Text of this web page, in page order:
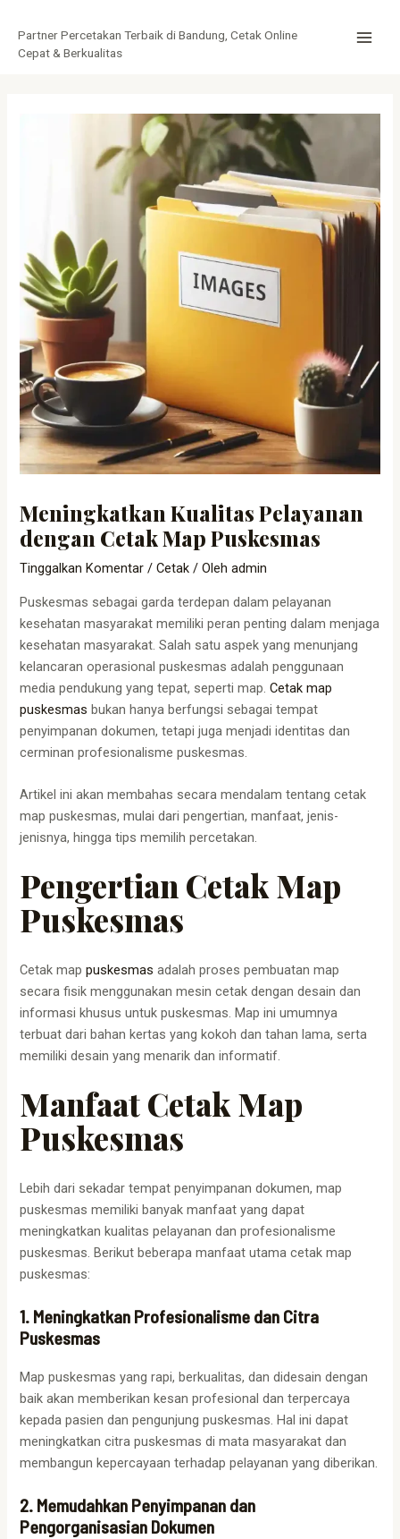
konten
Partner Percetakan Terbaik di Bandung, Cetak Online
Cepat & Berkualitas
Meningkatkan Kualitas Pelayanan
dengan Cetak Map Puskesmas
Tinggalkan Komentar /Cetak / Olehadmin
Puskesmas sebagai garda terdepan dalam pelayanan
kesehatan masyarakat memiliki peran penting dalam menjaga
kesehatan masyarakat. Salah satu aspek yang menunjang
kelancaran operasional puskesmas adalah penggunaan
media pendukung yang tepat, seperti map.Cetak map
puskesmas bukan hanya berfungsi sebagai tempat
penyimpanan dokumen, tetapi juga menjadi identitas dan
cerminan profesionalisme puskesmas.
Artikel ini akan membahas secara mendalam tentang cetak
map puskesmas, mulai dari pengertian, manfaat, jenis-
jenisnya, hingga tips memilih percetakan.
PengertianCetak Map
Puskesmas
Cetak mappuskesmasadalah proses pembuatan map
secara fisik menggunakan mesin cetak dengan desain dan
informasi khusus untuk puskesmas. Map ini umumnya
terbuat dari bahan kertas yang kokoh dan tahan lama, serta
memiliki desain yang menarik dan informatif.
Manfaat Cetak Map
Puskesmas
Lebih dari sekadar tempat penyimpanan dokumen, map
puskesmas memiliki banyak manfaat yang dapat
meningkatkan kualitas pelayanan dan profesionalisme
puskesmas. Berikut beberapa manfaat utama cetak map
puskesmas:
1. Meningkatkan Profesionalisme dan Citra
Puskesmas
Map puskesmas yang rapi, berkualitas, dan didesain dengan
baik akan memberikan kesan profesional dan terpercaya
kepada pasien dan pengunjung puskesmas. Hal ini dapat
meningkatkan citra puskesmas di mata masyarakat dan
membangun kepercayaan terhadap pelayanan yang diberikan.
2. Memudahkan Penyimpanan dan
Pengorganisasian Dokumen
navigation